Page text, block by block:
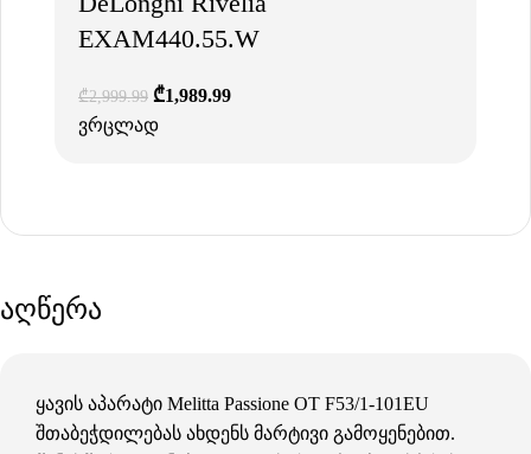
EXAM440.55.W
₾2,999.99 ₾1,989.99
ვრცლად
აღწერა
ყავის აპარატი Melitta Passione OT F53/1-101EU
შთაბეჭდილებას ახდენს მარტივი გამოყენებით.